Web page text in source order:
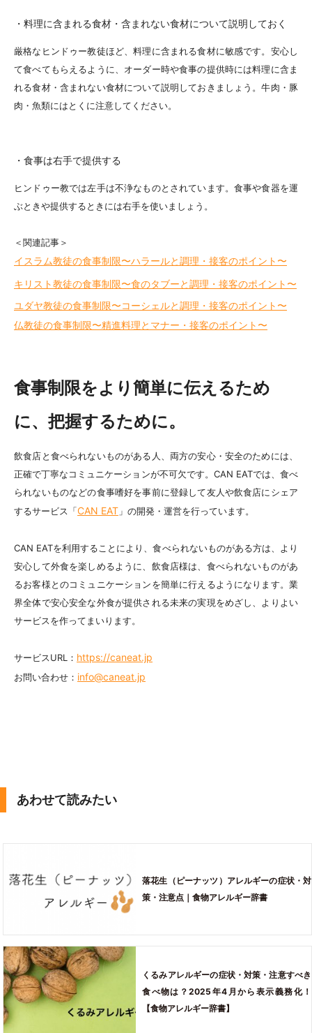
・料理に含まれる食材・含まれない食材について説明しておく
厳格なヒンドゥー教徒ほど、料理に含まれる食材に敏感です。安心し
て食べてもらえるように、オーダー時や食事の提供時には料理に含ま
れる食材・含まれない食材について説明しておきましょう。牛肉・豚
肉・魚類にはとくに注意してください。
・食事は右手で提供する
ヒンドゥー教では左手は不浄なものとされています。食事や食器を運
ぶときや提供するときには右手を使いましょう。
＜関連記事＞
イスラム教徒の食事制限〜ハラールと調理・接客のポイント〜
キリスト教徒の食事制限〜食のタブーと調理・接客のポイント〜
ユダヤ教徒の食事制限〜コーシェルと調理・接客のポイント〜
仏教徒の食事制限〜精進料理とマナー・接客のポイント〜
食事制限をより簡単に伝えるため
に、把握するために。
飲食店と食べられないものがある人、両方の安心・安全のためには、
正確で丁寧なコミュニケーションが不可欠です。CAN EATでは、食べ
られないものなどの食事嗜好を事前に登録して友人や飲食店にシェア
するサービス「CAN EAT 」の開発・運営を行っています。
CAN EATを利用することにより、食べられないものがある方は、より
安心して外食を楽しめるように、飲食店様は、食べられないものがあ
るお客様とのコミュニケーションを簡単に行えるようになります。業
界全体で安心安全な外食が提供される未来の実現をめざし、よりよい
サービスを作ってまいります。
サービスURL： https://caneat.jp
お問い合わせ： info@caneat.jp
あわせて読みたい
落花生（ピーナッツ）アレルギーの症状・対
策・注意点｜食物アレルギー辞書
くるみアレルギーの症状・対策・注意すべき
食べ物は？2025年4月から表示義務化！
【食物アレルギー辞書】